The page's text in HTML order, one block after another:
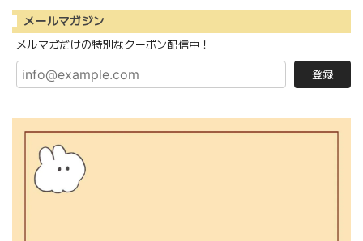
メールマガジン
メルマガだけの特別なクーポン配信中！
登録